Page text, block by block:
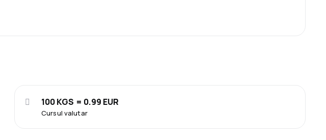
Cursul valutar
100 KGS = 0.99 EUR